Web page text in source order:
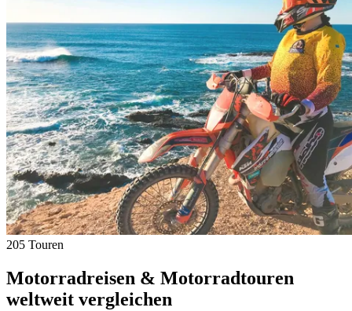
205 Touren
Motorradreisen & Motorradtouren
weltweit vergleichen